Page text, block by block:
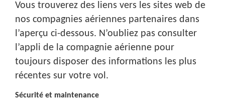
Vous trouverez des liens vers les sites web de
nos compagnies aériennes partenaires dans
l’aperçu ci-dessous. N’oubliez pas consulter
l’appli de la compagnie aérienne pour
toujours disposer des informations les plus
récentes sur votre vol.
Sécurité et maintenance